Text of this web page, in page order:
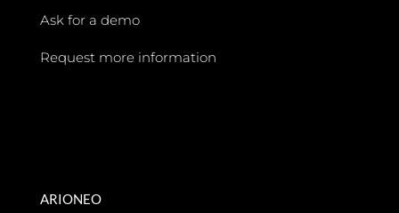
Ask for a demo
Request more information
ARIONEO